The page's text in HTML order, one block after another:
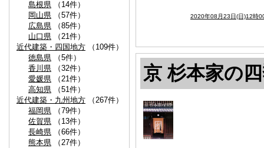
島根県 （14件）
岡山県 （57件）
広島県 （85件）
山口県 （21件）
近代建築・四国地方 （109件）
徳島県 （5件）
香川県 （32件）
愛媛県 （21件）
高知県 （51件）
近代建築・九州地方 （267件）
福岡県 （79件）
佐賀県 （13件）
長崎県 （66件）
熊本県 （27件）
2020年08月23日(日)12時
京 杉本家の